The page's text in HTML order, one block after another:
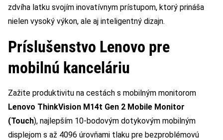
zdvíha latku svojím inovatívnym prístupom, ktorý prináša
nielen vysoký výkon, ale aj inteligentný dizajn.
Príslušenstvo Lenovo pre
mobilnú kanceláriu
Zažite produktivitu na cestách s mobilným monitorom
Lenovo ThinkVision M14t Gen 2 Mobile Monitor
(Touch), najlepším 10-bodovým dotykovým mobilným
displejom s až 4096 úrovňami tlaku pre bezproblémovú